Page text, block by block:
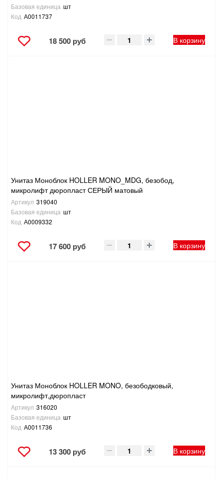
Базовая единица шт
Код А0011737
18 500 руб В корзину
Унитаз Моноблок HOLLER MONO_MDG, безобод,
микролифт дюропласт СЕРЫЙ матовый
Артикул 319040
Базовая единица шт
Код А0009332
17 600 руб В корзину
Унитаз Моноблок HOLLER MONO, безободковый,
микролифт,дюропласт
Артикул 316020
Базовая единица шт
Код А0011736
13 300 руб В корзину